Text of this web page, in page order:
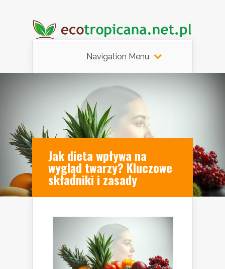
Navigation Menu
Jak dieta wpływa na
wygląd twarzy? Kluczowe
składniki i zasady